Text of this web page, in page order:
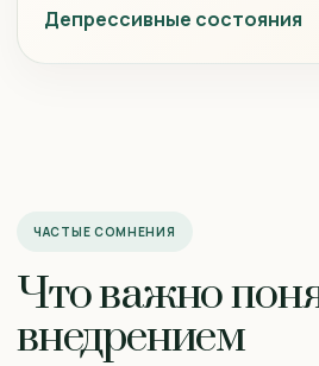
Депрессивные состояния
ЧАСТЫЕ СОМНЕНИЯ
Что важно
внедрением